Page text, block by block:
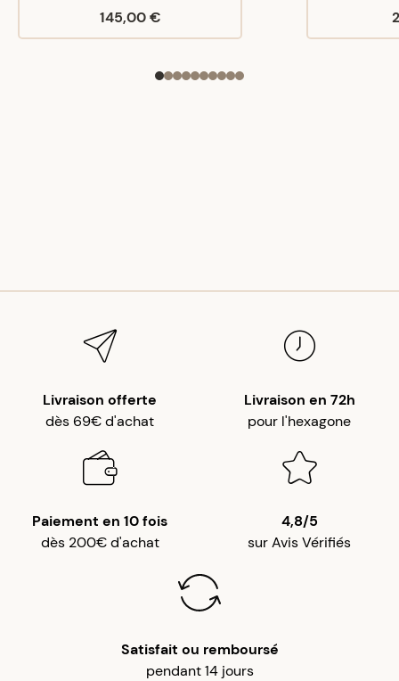
145,00 €
Livraison offerte
dès 69€ d'achat
Livraison en 72h
pour l'hexagone
Paiement en 10 fois
dès 200€ d'achat
4,8/5
sur Avis Vérifiés
Satisfait ou remboursé
pendant 14 jours